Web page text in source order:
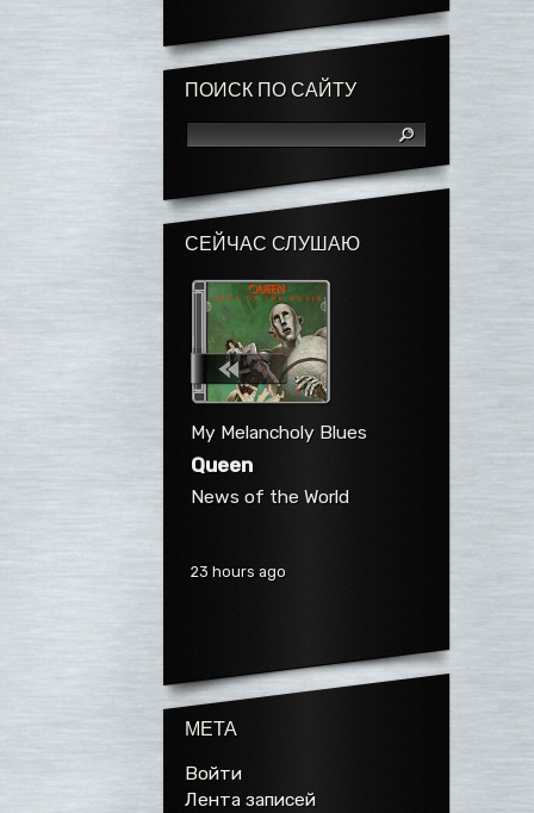
ПОИСК ПО САЙТУ
СЕЙЧАС СЛУШАЮ
My Melancholy Blues
Queen
News of the World
23 hours ago
МЕТА
Войти
Лента записей